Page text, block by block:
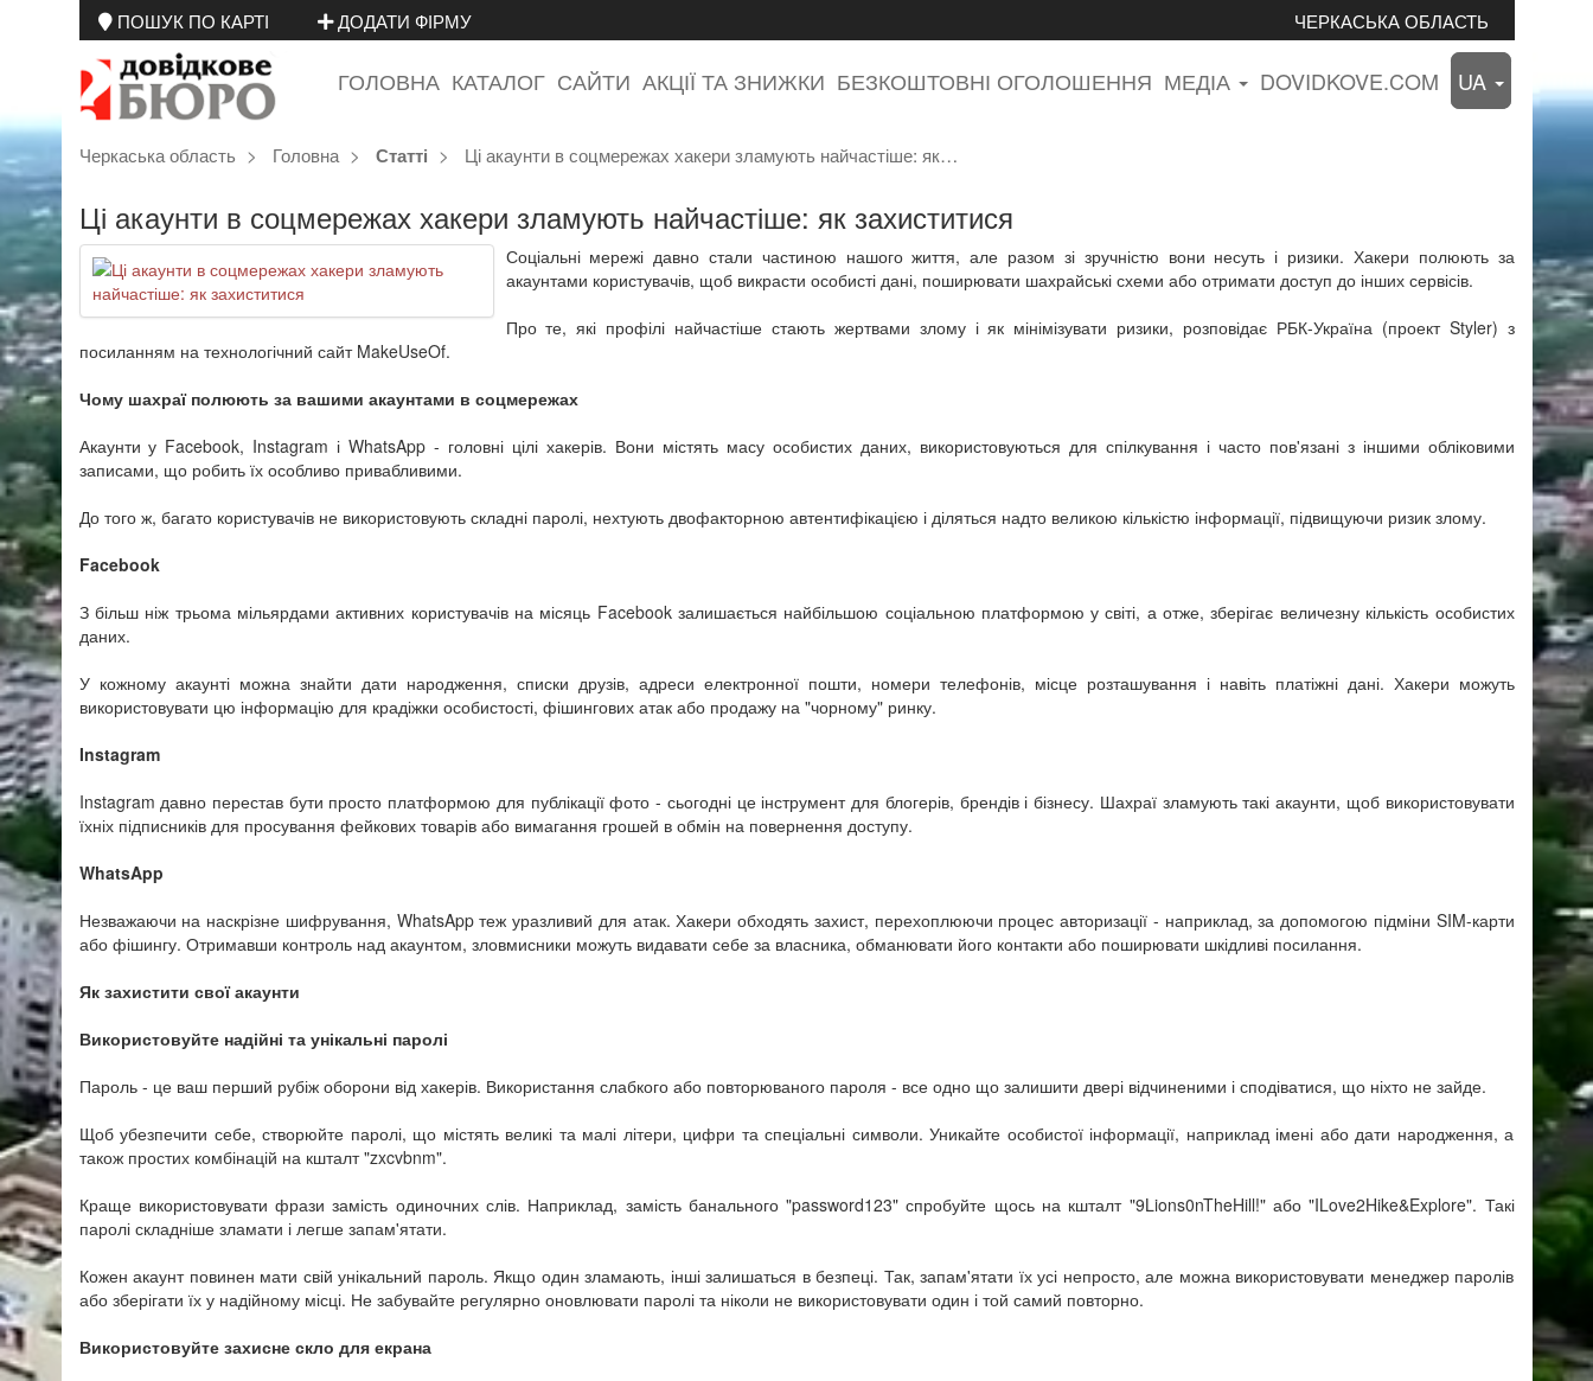
ПОШУК ПО КАРТІ ДОДАТИ ФІРМУ ЧЕРКАСЬКА ОБЛАСТЬ
ГОЛОВНА КАТАЛОГ САЙТИ АКЦІЇ ТА ЗНИЖКИ БЕЗКОШТОВНІ ОГОЛОШЕННЯ МЕДІА DOVIDKOVE.COM UA
Черкаська область Головна Статті Ці акаунти в соцмережах хакери зламують найчастіше: як…
Ці акаунти в соцмережах хакери зламують найчастіше: як захиститися
Соціальні мережі давно стали частиною нашого життя, але разом зі зручністю вони несуть і ризики. Хакери полюють за
акаунтами користувачів, щоб викрасти особисті дані, поширювати шахрайські схеми або отримати доступ до інших сервісів.
Про те, які профілі найчастіше стають жертвами злому і як мінімізувати ризики, розповідає РБК-Україна (проект Styler) з
посиланням на технологічний сайт MakeUseOf.
Чому шахраї полюють за вашими акаунтами в соцмережах
Акаунти у Facebook, Instagram і WhatsApp - головні цілі хакерів. Вони містять масу особистих даних, використовуються для спілкування і часто пов'язані з іншими обліковими
записами, що робить їх особливо привабливими.
До того ж, багато користувачів не використовують складні паролі, нехтують двофакторною автентифікацією і діляться надто великою кількістю інформації, підвищуючи ризик злому.
Facebook
З більш ніж трьома мільярдами активних користувачів на місяць Facebook залишається найбільшою соціальною платформою у світі, а отже, зберігає величезну кількість особистих
даних.
У кожному акаунті можна знайти дати народження, списки друзів, адреси електронної пошти, номери телефонів, місце розташування і навіть платіжні дані. Хакери можуть
використовувати цю інформацію для крадіжки особистості, фішингових атак або продажу на "чорному" ринку.
Instagram
Instagram давно перестав бути просто платформою для публікації фото - сьогодні це інструмент для блогерів, брендів і бізнесу. Шахраї зламують такі акаунти, щоб використовувати
їхніх підписників для просування фейкових товарів або вимагання грошей в обмін на повернення доступу.
WhatsApp
Незважаючи на наскрізне шифрування, WhatsApp теж уразливий для атак. Хакери обходять захист, перехоплюючи процес авторизації - наприклад, за допомогою підміни SIM-карти
або фішингу. Отримавши контроль над акаунтом, зловмисники можуть видавати себе за власника, обманювати його контакти або поширювати шкідливі посилання.
Як захистити свої акаунти
Використовуйте надійні та унікальні паролі
Пароль - це ваш перший рубіж оборони від хакерів. Використання слабкого або повторюваного пароля - все одно що залишити двері відчиненими і сподіватися, що ніхто не зайде.
Щоб убезпечити себе, створюйте паролі, що містять великі та малі літери, цифри та спеціальні символи. Уникайте особистої інформації, наприклад імені або дати народження, а
також простих комбінацій на кшталт "zxcvbnm".
Краще використовувати фрази замість одиночних слів. Наприклад, замість банального "password123" спробуйте щось на кшталт "9Lions0nTheHill!" або "ILove2Hike&Explore". Такі
паролі складніше зламати і легше запам'ятати.
Кожен акаунт повинен мати свій унікальний пароль. Якщо один зламають, інші залишаться в безпеці. Так, запам'ятати їх усі непросто, але можна використовувати менеджер паролів
або зберігати їх у надійному місці. Не забувайте регулярно оновлювати паролі та ніколи не використовувати один і той самий повторно.
Використовуйте захисне скло для екрана